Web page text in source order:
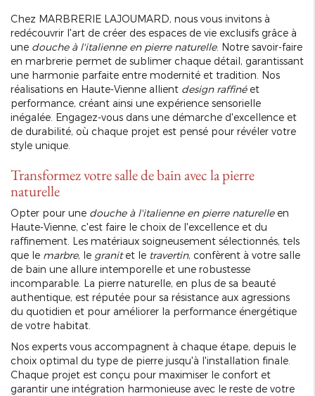
Chez MARBRERIE LAJOUMARD, nous vous invitons à
redécouvrir l'art de créer des espaces de vie exclusifs grâce à
une douche à l'italienne en pierre naturelle. Notre savoir-faire
en marbrerie permet de sublimer chaque détail, garantissant
une harmonie parfaite entre modernité et tradition. Nos
réalisations en Haute-Vienne allient design raffinéet
performance, créant ainsi une expérience sensorielle
inégalée. Engagez-vous dans une démarche d'excellence et
de durabilité, où chaque projet est pensé pour révéler votre
style unique.
Transformez votre salle de bain avec la pierre
naturelle
Opter pour une douche à l'italienne en pierre naturelleen
Haute-Vienne, c'est faire le choix de l'excellence et du
raffinement. Les matériaux soigneusement sélectionnés, tels
que le marbre, le granitet le travertin, confèrent à votre salle
de bain une allure intemporelle et une robustesse
incomparable. La pierre naturelle, en plus de sa beauté
authentique, est réputée pour sa résistance aux agressions
du quotidien et pour améliorer la performance énergétique
de votre habitat.
Nos experts vous accompagnent à chaque étape, depuis le
choix optimal du type de pierre jusqu'à l'installation finale.
Chaque projet est conçu pour maximiser le confort et
garantir une intégration harmonieuse avec le reste de votre